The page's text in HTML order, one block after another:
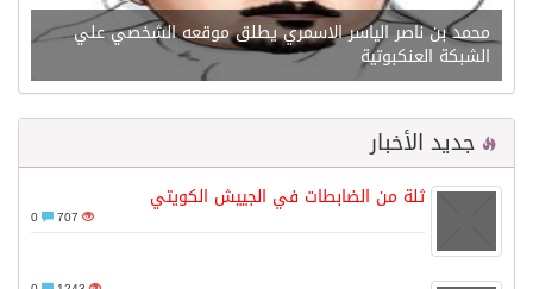
محمد بن ناصر الياسر الاسمري يطلق موقعه الشخصي علي
الشبكة العنكبوتية
جديد الأخبار
ثلة من الضابطات في الجييش الكويتي
707